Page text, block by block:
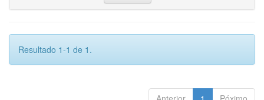
Resultado 1-1 de 1.